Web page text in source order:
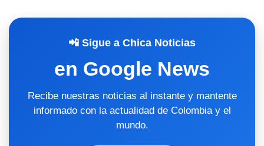
📲 Sigue a Chica Noticias
en Google News
Recibe nuestras noticias al instante y mantente
informado con la actualidad de Colombia y el
mundo.